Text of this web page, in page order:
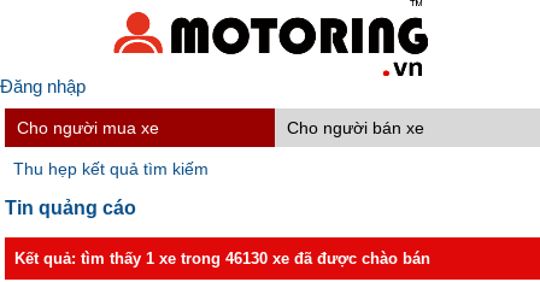
Đăng nhập
Cho người mua xe Cho người bán xe
Thu hẹp kết quả tìm kiếm
Tin quảng cáo
Kết quả: tìm thấy 1 xe trong 46130 xe đã được chào bán